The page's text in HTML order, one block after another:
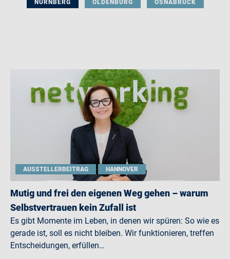
NÜRNBERG OLDENBURG OSNABRÜCK
AUSSTELLERBEITRAG HANNOVER
Mutig und frei den eigenen Weg gehen – warum
Selbstvertrauen kein Zufall ist
Es gibt Momente im Leben, in denen wir spüren: So wie es
gerade ist, soll es nicht bleiben. Wir funktionieren, treffen
Entscheidungen, erfüllen…